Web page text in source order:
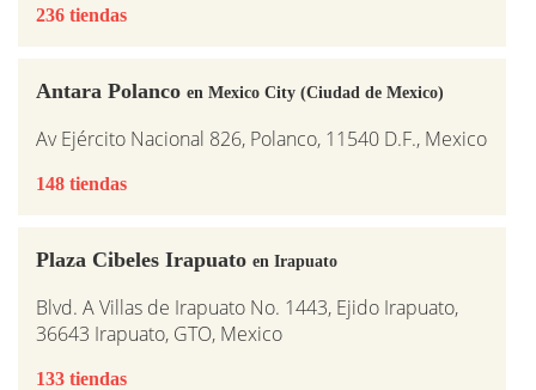
236 tiendas
Antara Polanco en Mexico City (Ciudad de Mexico)
Av Ejército Nacional 826, Polanco, 11540 D.F., Mexico
148 tiendas
Plaza Cibeles Irapuato en Irapuato
Blvd. A Villas de Irapuato No. 1443, Ejido Irapuato,
36643 Irapuato, GTO, Mexico
133 tiendas